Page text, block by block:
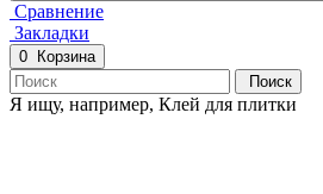
Сравнение
Закладки
0
Корзина
Поиск
Я ищу, например, Клей для плитки